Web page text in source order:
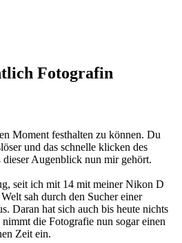
Fotografin
Moment festhalten zu können. Du
und das schnelle klicken des
dieser Augenblick nun mir gehört.
seit ich mit 14 mit meiner Nikon D
sah durch den Sucher einer
Daran hat sich auch bis heute nichts
die Fotografie nun sogar einen
Zeit ein.